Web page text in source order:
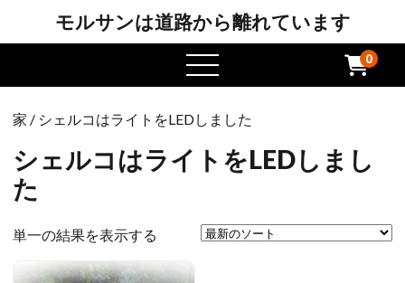
モルサンは道路から離れています
メ
ニ
ー
を
開
す
0
家 / シェルコはライトをLEDしました
シェルコはライトをLEDしまし
た
単一の結果を表示する